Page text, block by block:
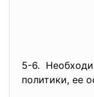
5-6.
политики, ее